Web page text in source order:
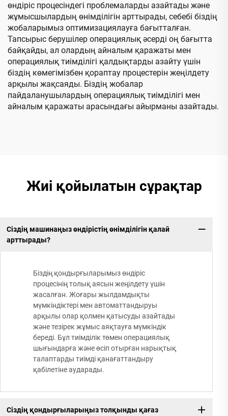
өндіріс процесіндегі проблемаларды азайтады және
жұмысшылардың өнімділігін арттырады, себебі біздің
жобаларымыз оптимизациялауға бағытталған.
Тапсырыс берушілер операциялық әсерді оң бағытта
байқайды, ал олардың айналым қаражаты мен
операциялық тиімділігі қалдықтарды азайту үшін
біздің көмегімізбен қораптау процестерін жеңілдету
арқылы жақсаяды. Біздің жобалар
пайдаланушылардың операциялық тиімділігі мен
айналым қаражаты арасындағы айырманы азайтады.
Жиі қойылатын сұрақтар
Сіздің машинаңыз өндірістің өнімділігін қалай
арттырады?
Біздің қондырғыларымыз өндіріс
процесінің толық аясын жеңілдету үшін
жасалған. Жоғары жылдамдықты
мүмкіндіктері мен автоматтандыруы
арқылы олар қолмен қатысуды азайтады
және тезірек жұмыс аяқтауға мүмкіндік
береді. Бұл тиімділік төмен операциялық
шығындарға және өсіп отырған нарықтық
талаптарды тиімді қанағаттандыру
қабілетіне аударады.
Сіздің қондырғыларыңыз толқынды қағаз